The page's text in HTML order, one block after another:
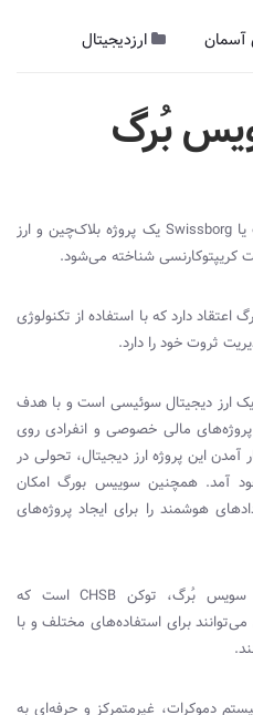
آسمان ارزدیجیتال
بُرگ
یاSwissborg یک پروژه بلاک‌چین و ارز
کریپتوکارنسی شناخته می‌شود.
دارد که با استفاده از تکنولوژی
ثروت خود را دارد.
ارز دیجیتال سوئیسی است و با هدف
مالی خصوصی و انفرادی روی
سال ۲۰۱۷ با روی کار آمدن این پروژه ارز دیجیتال، تحولی در
آمد. همچنین سوییس بورگ امکان
هوشمند را برای ایجاد پروژه‌های
سویس بُرگ، توکن CHSB است که
می‌توانند برای استفاده‌های مختلف و با
دموکرات، غیرمتمرکز و حرفه‌ای به